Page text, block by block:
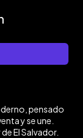
pensado
y se une.
El Salvador.